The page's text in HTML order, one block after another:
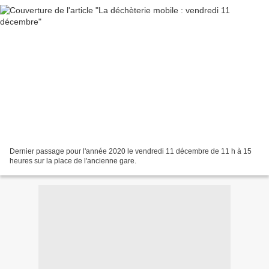
Dernier passage pour l'année 2020 le vendredi 11 décembre de 11 h à 15
heures sur la place de l'ancienne gare.